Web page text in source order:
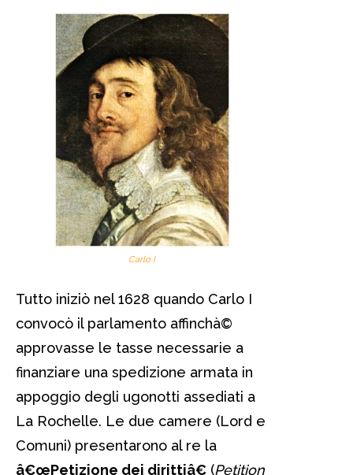
Carlo I
Tutto iniziò nel 1628 quando Carlo I
convocò il parlamento affinchà©
approvasse le tasse necessarie a
finanziare una spedizione armata in
appoggio degli ugonotti assediati a
La Rochelle. Le due camere (Lord e
Comuni) presentarono al re la
â€œPetizione dei dirittiâ€ (Petition